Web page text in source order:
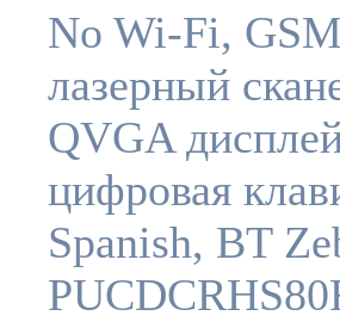
No Wi-Fi,
лазерный
QVGA
цифровая
Spanish, BT